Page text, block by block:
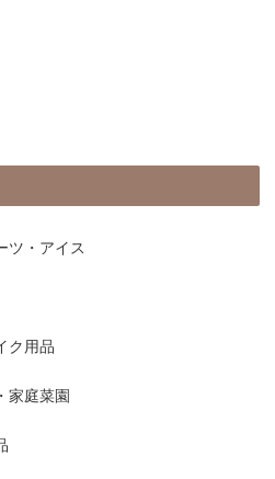
ツ・アイス
ク用品
家庭菜園